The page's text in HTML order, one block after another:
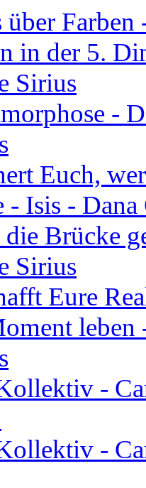
über Farben
in der 5.
Sirius
-
Euch,
- Isis - Dana
Brücke
Sirius
Eure
leben
-
-